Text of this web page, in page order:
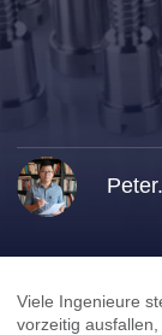
Viele Ingenieure
vorzeitig